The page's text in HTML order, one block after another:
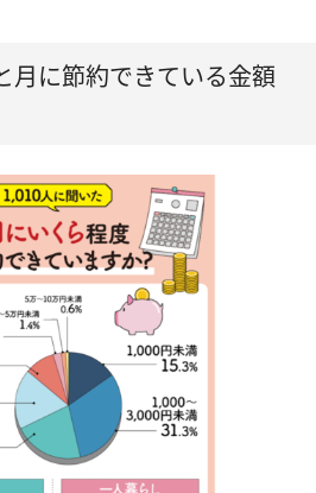
月に節約できている金額